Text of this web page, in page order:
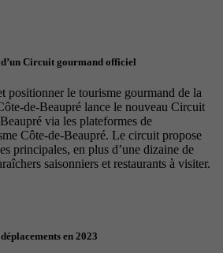
Circuit gourmand officiel
positionner le tourisme gourmand de la
de-Beaupré lance le nouveau Circuit
via les plateformes de
Côte-de-Beaupré. Le circuit propose
principales, en plus d’une dizaine de
saisonniers et restaurants à visiter.
en 2023